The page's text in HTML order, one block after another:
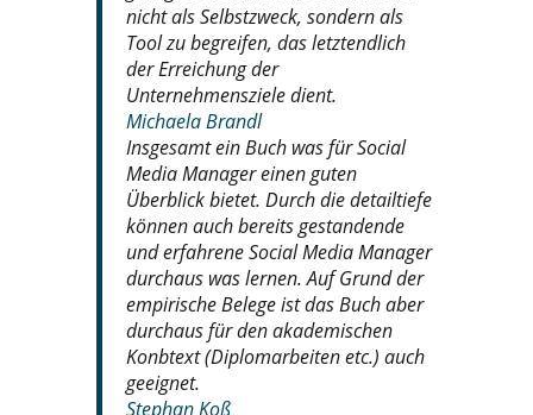
nicht als Selbstzweck, sondern als
Tool zu begreifen, das letztendlich
der Erreichung der
Unternehmensziele dient.
Michaela Brandl
Insgesamt ein Buch was für Social
Media Manager einen guten
Überblick bietet. Durch die detailtiefe
können auch bereits gestandende
und erfahrene Social Media Manager
durchaus was lernen. Auf Grund der
empirische Belege ist das Buch aber
durchaus für den akademischen
Konbtext (Diplomarbeiten etc.) auch
geeignet.
Stephan Koß